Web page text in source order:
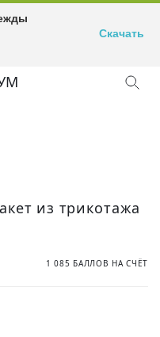
из трикотажа
1 085 БАЛЛОВ НА СЧЁТ
Скачать